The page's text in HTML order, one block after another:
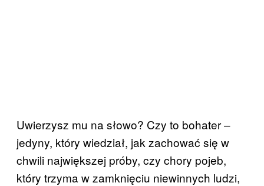
Uwierzysz mu na słowo? Czy to bohater –
jedyny, który wiedział, jak zachować się w
chwili największej próby, czy chory pojeb,
który trzyma w zamknięciu niewinnych ludzi,